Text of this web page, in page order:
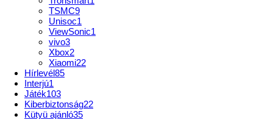
TSMC9
Unisoc1
ViewSonic1
vivo3
Xbox2
Xiaomi22
Hírlevél85
Interjú1
Játék103
Kiberbiztonság22
Kütyü ajánló35